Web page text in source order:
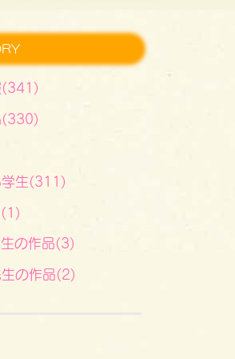
(341)
(330)
学生(311)
の作品(3)
の作品(2)